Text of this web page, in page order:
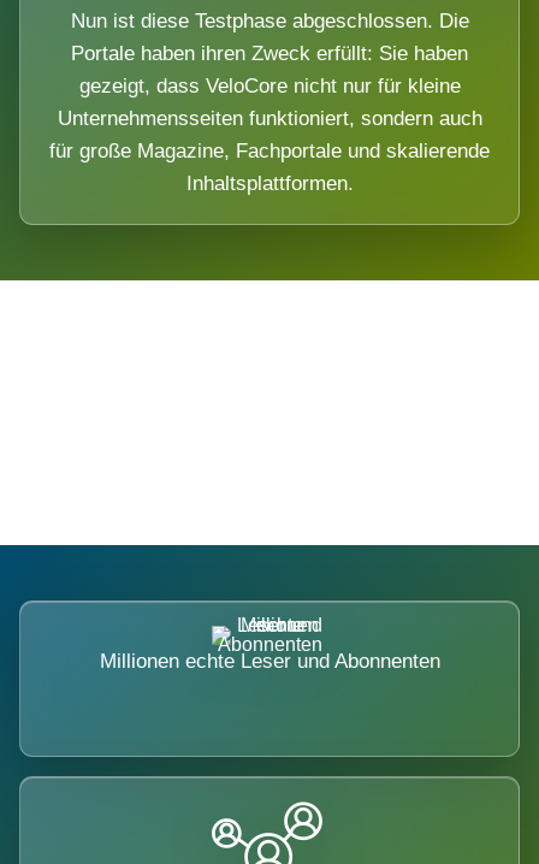
Nun ist diese Testphase abgeschlossen. Die
Portale haben ihren Zweck erfüllt: Sie haben
gezeigt, dass VeloCore nicht nur für kleine
Unternehmensseiten funktioniert, sondern auch
für große Magazine, Fachportale und skalierende
Inhaltsplattformen.
Millionen echte Leser und Abonnenten